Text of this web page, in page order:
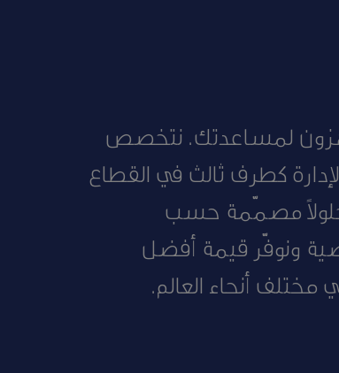
لمساعدتك. نتخصص
كطرف ثالث في القطاع
مصمّمة حسب
ونوفّر قيمة أفضل
مختلف أنحاء العالم.